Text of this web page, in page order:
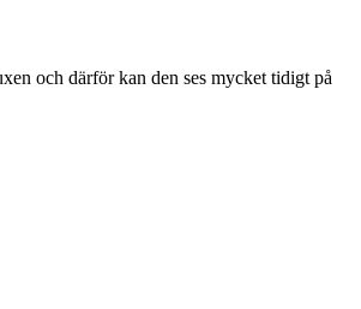
och därför kan den ses mycket tidigt på